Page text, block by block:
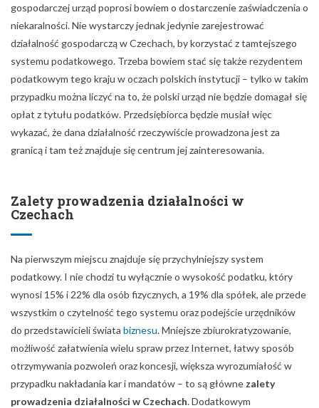
gospodarczej urząd poprosi bowiem o dostarczenie zaświadczenia o
niekaralności. Nie wystarczy jednak jedynie zarejestrować
działalność gospodarczą w Czechach, by korzystać z tamtejszego
systemu podatkowego. Trzeba bowiem stać się także rezydentem
podatkowym tego kraju w oczach polskich instytucji – tylko w takim
przypadku można liczyć na to, że polski urząd nie będzie domagał się
opłat z tytułu podatków. Przedsiębiorca będzie musiał więc
wykazać, że dana działalność rzeczywiście prowadzona jest za
granicą i tam też znajduje się centrum jej zainteresowania.
Zalety prowadzenia działalności w
Czechach
Na pierwszym miejscu znajduje się przychylniejszy system
podatkowy. I nie chodzi tu wyłącznie o wysokość podatku, który
wynosi 15% i 22% dla osób fizycznych, a 19% dla spółek, ale przede
wszystkim o czytelność tego systemu oraz podejście urzędników
do przedstawicieli świata biznesu. Mniejsze zbiurokratyzowanie,
możliwość załatwienia wielu spraw przez Internet, łatwy sposób
otrzymywania pozwoleń oraz koncesji, większa wyrozumiałość w
przypadku nakładania kar i mandatów – to są główne zalety
prowadzenia działalności w Czechach. Dodatkowym